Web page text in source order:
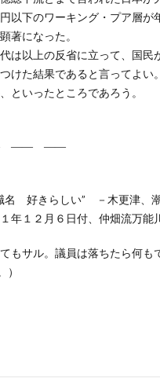
以下のワーキング・プア層が
著になった。
は以上の反省に立って、国民
けた結果であると言ってよい
といったところであろう。
―― ――
好きらしい” －木更津、潮
年１２月６日付、仲畑流万能
てもサル。議員は落ちたら何も